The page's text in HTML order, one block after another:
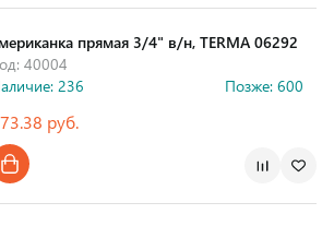
прямая 3/4" в/н, TERMA 06292
40004
236
Позже: 600
руб.